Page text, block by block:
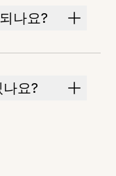
나요?
요?